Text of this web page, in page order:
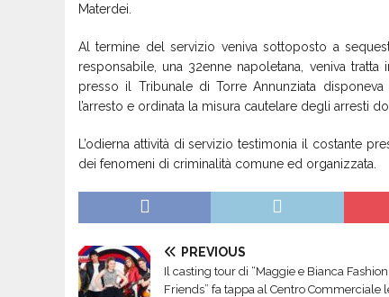
Materdei.
Al termine del servizio veniva sottoposto a
responsabile, una 32enne napoletana, veniva
presso il Tribunale di Torre Annunziata
l’arresto e ordinata la misura cautelare degli arresti
L’odierna attività di servizio testimonia il costante
dei fenomeni di criminalità comune ed organizzata.
PREVIOUS
Il casting tour di “Maggie e Bianca Fashion
Friends” fa tappa al Centro Commerciale